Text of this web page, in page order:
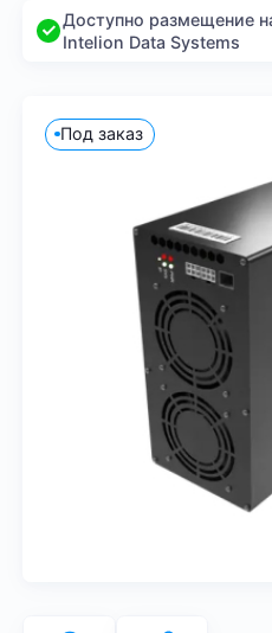
Доступно размещение
Intelion Data Systems
Под заказ